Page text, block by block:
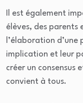
Il est également
élèves, des parents
l’élaboration
implication et leur
créer un consensus
convient à tous.